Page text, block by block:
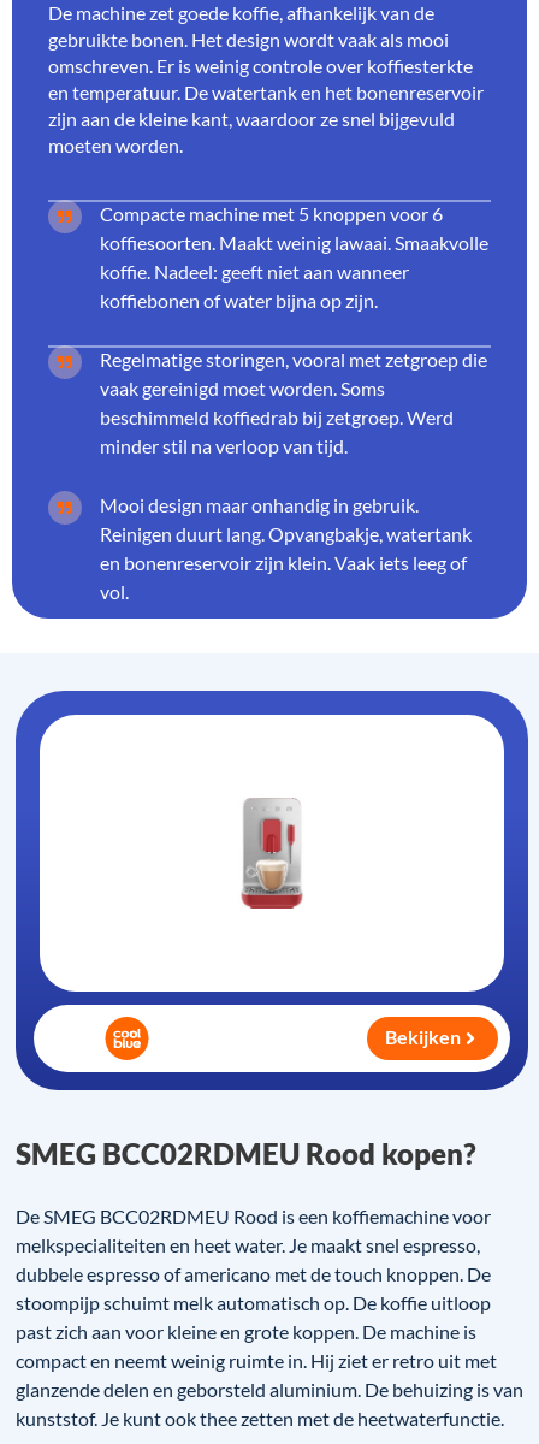
De machine zet goede koffie, afhankelijk van de
gebruikte bonen. Het design wordt vaak als mooi
omschreven. Er is weinig controle over koffiesterkte
en temperatuur. De watertank en het bonenreservoir
zijn aan de kleine kant, waardoor ze snel bijgevuld
moeten worden.
Compacte machine met 5 knoppen voor 6
koffiesoorten. Maakt weinig lawaai. Smaakvolle
koffie. Nadeel: geeft niet aan wanneer
koffiebonen of water bijna op zijn.
Regelmatige storingen, vooral met zetgroep die
vaak gereinigd moet worden. Soms
beschimmeld koffiedrab bij zetgroep. Werd
minder stil na verloop van tijd.
Mooi design maar onhandig in gebruik.
Reinigen duurt lang. Opvangbakje, watertank
en bonenreservoir zijn klein. Vaak iets leeg of
vol.
SMEG BCC02RDMEU Rood kopen?
De SMEG BCC02RDMEU Rood is een koffiemachine voor
melkspecialiteiten en heet water. Je maakt snel espresso,
dubbele espresso of americano met de touch knoppen. De
stoompijp schuimt melk automatisch op. De koffie uitloop
past zich aan voor kleine en grote koppen. De machine is
compact en neemt weinig ruimte in. Hij ziet er retro uit met
glanzende delen en geborsteld aluminium. De behuizing is van
kunststof. Je kunt ook thee zetten met de heetwaterfunctie.
Bekijken